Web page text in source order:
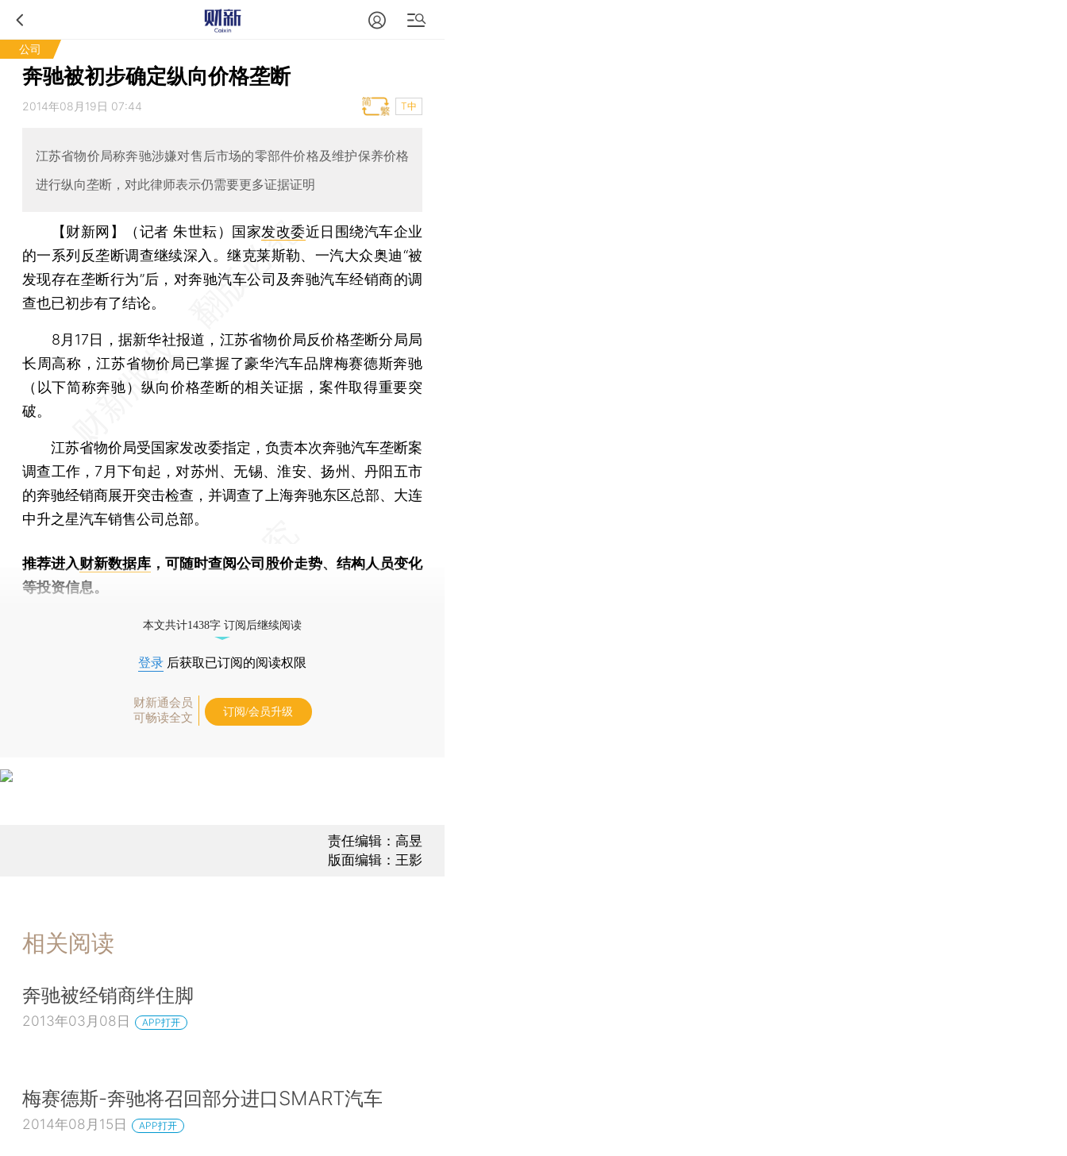
公司
奔驰被初步确定纵向价格垄断
2014年08月19日 07:44 T中
江苏省物价局称奔驰涉嫌对售后市场的零部件价格及维护保养价格
进行纵向垄断，对此律师表示仍需要更多证据证明
【财新网】（记者 朱世耘） 国家发改委近日围绕汽车企业
的一系列反垄断调查继续深入。继克莱斯勒、一汽大众奥迪“被
发现存在垄断行为”后，对奔驰汽车公司及奔驰汽车经销商的调
查也已初步有了结论。
8月17日，据新华社报道，江苏省物价局反价格垄断分局局
长周高称，江苏省物价局已掌握了豪华汽车品牌梅赛德斯奔驰
（以下简称奔驰）纵向价格垄断的相关证据，案件取得重要突
破。
江苏省物价局受国家发改委指定，负责本次奔驰汽车垄断案
调查工作，7月下旬起，对苏州、无锡、淮安、扬州、丹阳五市
的奔驰经销商展开突击检查，并调查了上海奔驰东区总部、大连
中升之星汽车销售公司总部。
推荐进入财新数据库 ，可随时查阅公司股价走势、结构人员变化
等投资信息。
本文共计1438字 订阅后继续阅读
登录 后获取已订阅的阅读权限
财新通会员
可畅读全文
订阅/会员升级
责任编辑：高昱
版面编辑：王影
相关阅读
奔驰被经销商绊住脚
2013年03月08日 APP打开
梅赛德斯-奔驰将召回部分进口SMART汽车
2014年08月15日 APP打开